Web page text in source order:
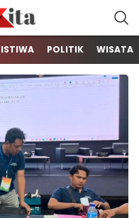
Lombok
POLITIK WISATA